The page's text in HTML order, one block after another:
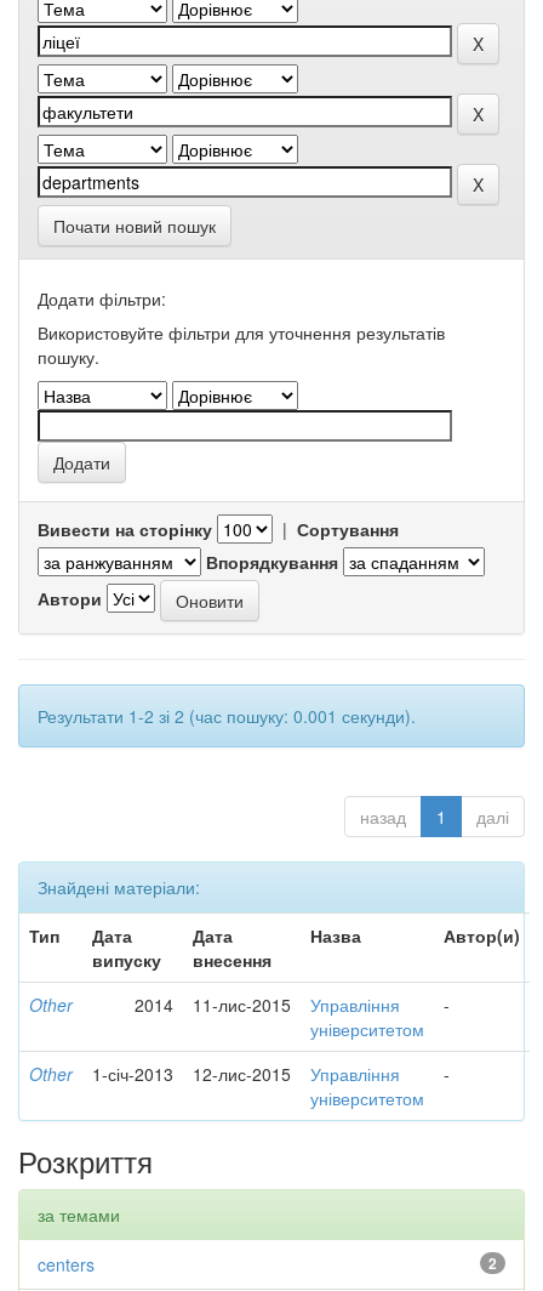
Почати новий пошук
Додати фільтри:
Використовуйте фільтри для уточнення результатів
пошуку.
Вивести на сторінку | Сортування
Впорядкування
Автори
Результати 1-2 зі 2 (час пошуку: 0.001 секунди).
назад 1 далі
Знайдені матеріали:
Тип
Дата
випуску
Дата
внесення
Назва Автор(и)
Other 2014 11-лис-2015
Управління
університетом
-
Other 1-січ-2013 12-лис-2015
Управління
університетом
-
Розкриття
за темами
2
centers